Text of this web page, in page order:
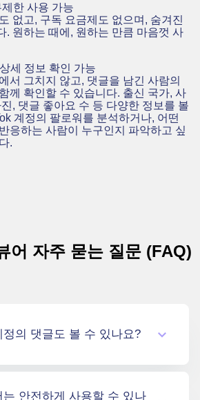
한 사용 가능
없고, 구독 요금제도 없으며, 숨겨진
. 원하는 때에, 원하는 만큼 마음껏 사
세 정보 확인 가능
서 그치지 않고, 댓글을 남긴 사람의
께 확인할 수 있습니다. 출신 국가, 사
, 댓글 좋아요 수 등 다양한 정보를 볼
계정의 팔로워를 분석하거나, 어떤
응하는 사람이 누구인지 파악하고 싶
.
어 자주 묻는 질문 (FAQ)
정의 댓글도 볼 수 있나요?
는 안전하게 사용할 수 있나